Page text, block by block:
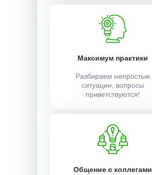
Максимум практики
Разбираем непростые
ситуации, вопросы
приветствуются!
Общение с коллегами